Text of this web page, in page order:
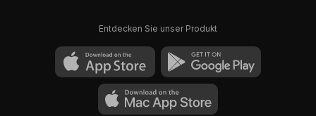
Entdecken Sie unser Produkt